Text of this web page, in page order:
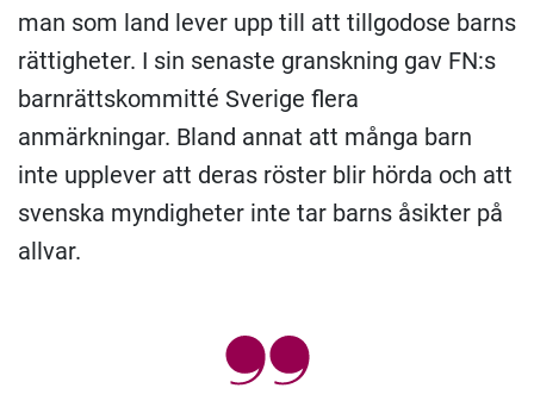
man som land lever upp till att tillgodose barns
rättigheter. I sin senaste granskning gav FN:s
barnrättskommitté Sverige flera
anmärkningar. Bland annat att många barn
inte upplever att deras röster blir hörda och att
svenska myndigheter inte tar barns åsikter på
allvar.